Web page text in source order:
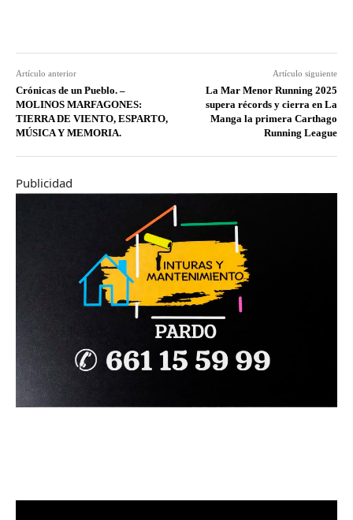
Artículo anterior
Crónicas de un Pueblo. –
MOLINOS MARFAGONES:
TIERRA DE VIENTO, ESPARTO,
MÚSICA Y MEMORIA.
Artículo siguiente
La Mar Menor Running 2025
supera récords y cierra en La
Manga la primera Carthago
Running League
Publicidad